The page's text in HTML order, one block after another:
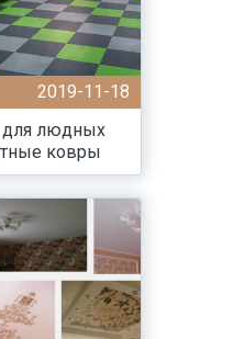
2019-11-18
людных
ковры